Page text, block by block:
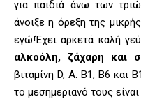
για παιδιά άνω των
άνοιξε η όρεξη της
εγώ!Έχει αρκετά καλή
αλκοόλη, ζάχαρη και
βιταμίνη D, A. B1, B6 και
το μεσημεριανό τους